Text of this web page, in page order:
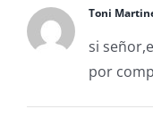
Toni
si
por